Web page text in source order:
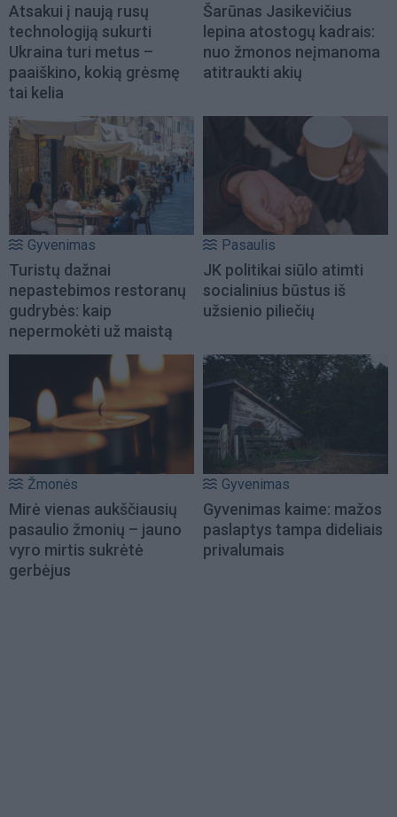
Atsakui į naują rusų
technologiją sukurti
Ukraina turi metus –
paaiškino, kokią grėsmę
tai kelia
Šarūnas Jasikevičius
lepina atostogų kadrais:
nuo žmonos neįmanoma
atitraukti akių
Gyvenimas
Turistų dažnai
nepastebimos restoranų
gudrybės: kaip
nepermokėti už maistą
Pasaulis
JK politikai siūlo atimti
socialinius būstus iš
užsienio piliečių
Žmonės
Mirė vienas aukščiausių
pasaulio žmonių – jauno
vyro mirtis sukrėtė
gerbėjus
Gyvenimas
Gyvenimas kaime: mažos
paslaptys tampa dideliais
privalumais